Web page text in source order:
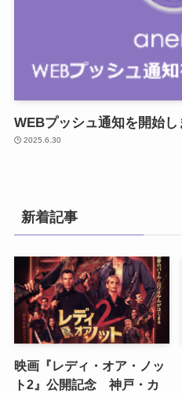
WEBプッシュ通知を開始し
2025.6.30
新着記事
映画『レディ・オア・ノッ
ト2』公開記念 神戸・カ